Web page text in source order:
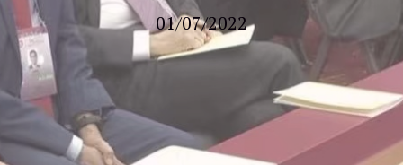
01/07/2022